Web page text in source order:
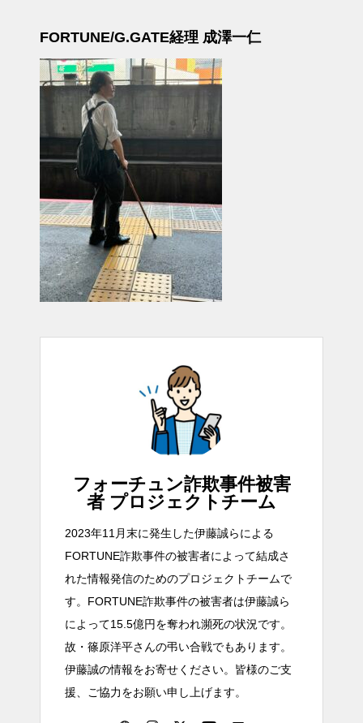
FORTUNE/G.GATE経理 成澤一仁
フォーチュン詐欺事件被害
者 プロジェクトチーム
2023年11月末に発生した伊藤誠らによる
FORTUNE詐欺事件の被害者によって結成さ
れた情報発信のためのプロジェクトチームで
す。FORTUNE詐欺事件の被害者は伊藤誠ら
によって15.5億円を奪われ瀕死の状況です。
故・篠原洋平さんの弔い合戦でもあります。
伊藤誠の情報をお寄せください。皆様のご支
援、ご協力をお願い申し上げます。